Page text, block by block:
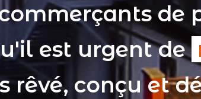
est urgent de
rêvé, conçu et